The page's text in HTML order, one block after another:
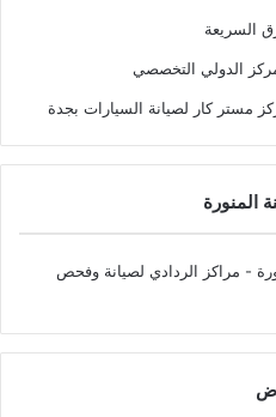
السريعة
الدولي التخصصي
مستر كار لصيانة السيارات بجدة
المنورة
- مراكز الردادي لصيانة وفحص